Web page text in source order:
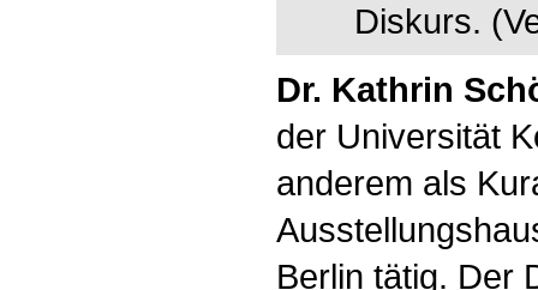
Diskurs.
Dr. Kathrin
der Universität
anderem als
Berlin tätig. Der